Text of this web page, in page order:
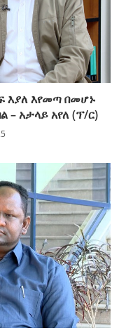
እያለ እየመጣ በመሆኑ
– አታላይ አየለ (ፕ/ር)